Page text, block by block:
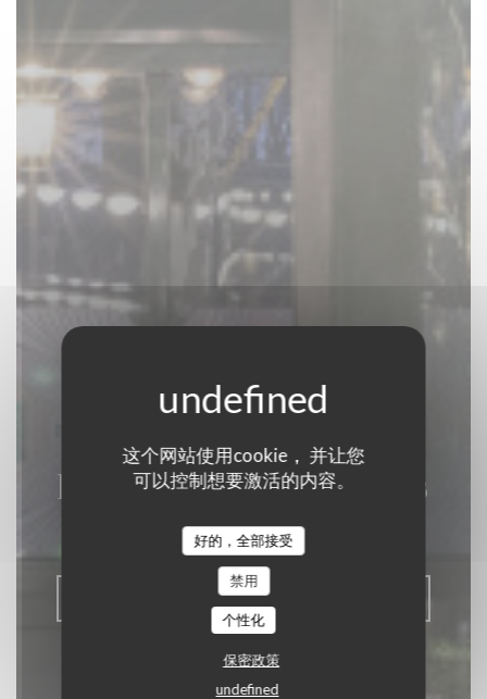
这个网站使用cookie， 并让您
可以控制想要激活的内容。
好的，全部接受
禁用
个性化
保密政策
undefined
La Closerie des Lilas
美食餐厅|PARIS
预订餐位